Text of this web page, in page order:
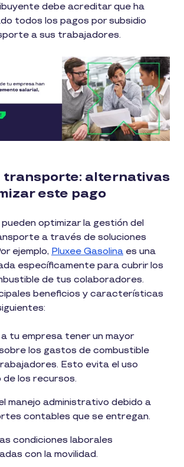
debe acreditar que ha
todos los pagos por subsidio
a sus trabajadores.
transporte: alternativas
este pago
optimizar la gestión del
a través de soluciones
ejemplo, Pluxee Gasolina es una
específicamente para cubrir los
de tus colaboradores.
beneficios y características
tu empresa tener un mayor
los gastos de combustible
Esto evita el uso
de los recursos.
manejo administrativo debido a
contables que se entregan.
condiciones laborales
con la movilidad.